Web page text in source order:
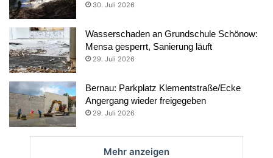
30. Juli 2026
Wasserschaden an Grundschule Schönow:
Mensa gesperrt, Sanierung läuft
29. Juli 2026
Bernau: Parkplatz Klementstraße/Ecke
Angergang wieder freigegeben
29. Juli 2026
Mehr anzeigen